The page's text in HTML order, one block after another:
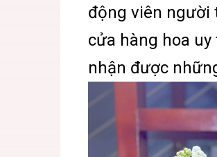
động viên người
cửa hàng hoa
nhận được